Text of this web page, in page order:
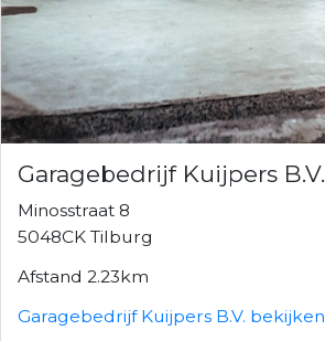
Garagebedrijf Kuijpers B.V.
Minosstraat 8
5048CK Tilburg
Afstand 2.23km
Garagebedrijf Kuijpers B.V. bekijken